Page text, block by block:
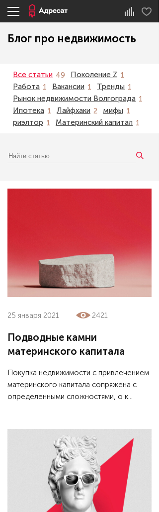
Блог про недвижимость
25 января 2021 2421
Подводные камни
материнского капитала
Покупка недвижимости с привлечением
материнского капитала сопряжена с
определенными сложностями, о к...
Все статьи 49 Поколение Z 1
Работа 1 Вакансии 1 Тренды 1
Рынок недвижимости Волгограда 1
Ипотека 1 Лайфхаки 2 мифы 1
риэлтор 1 Материнский капитал 1